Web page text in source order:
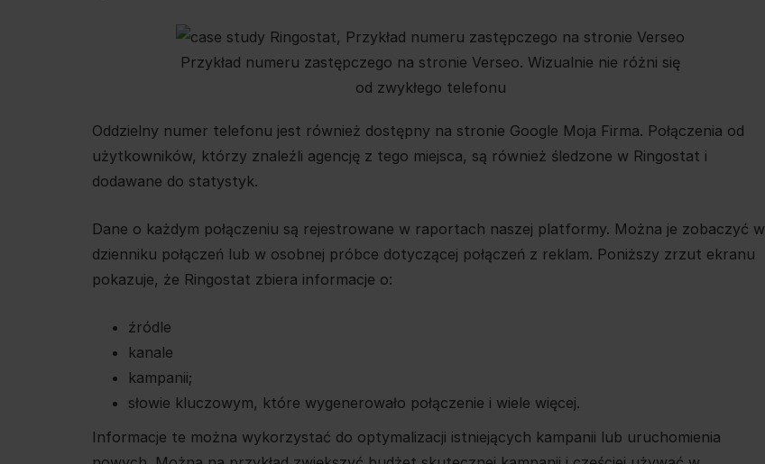
Przykład numeru zastępczego na stronie Verseo. Wizualnie nie różni się
od zwykłego telefonu
Oddzielny numer telefonu jest również dostępny na stronie Google Moja Firma. Połączenia od
użytkowników, którzy znaleźli agencję z tego miejsca, są również śledzone w Ringostat i
dodawane do statystyk.
Dane o każdym połączeniu są rejestrowane w raportach naszej platformy. Można je zobaczyć w
dzienniku połączeń lub w osobnej próbce dotyczącej połączeń z reklam. Poniższy zrzut ekranu
pokazuje, że Ringostat zbiera informacje o:
źródle
kanale
kampanii;
słowie kluczowym, które wygenerowało połączenie i wiele więcej.
Informacje te można wykorzystać do optymalizacji istniejących kampanii lub uruchomienia